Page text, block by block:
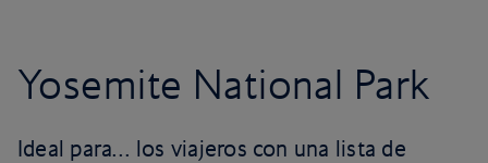
Yosemite National Park
Ideal para… los viajeros con una lista de